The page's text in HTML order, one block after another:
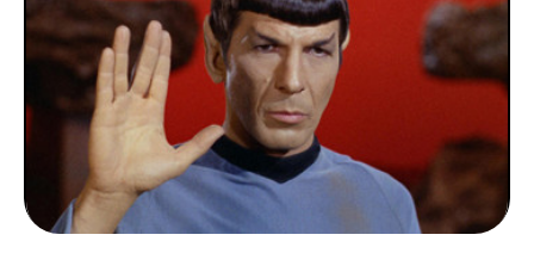
FOOD
BONS PLANS
SOUTENEZ KULTT